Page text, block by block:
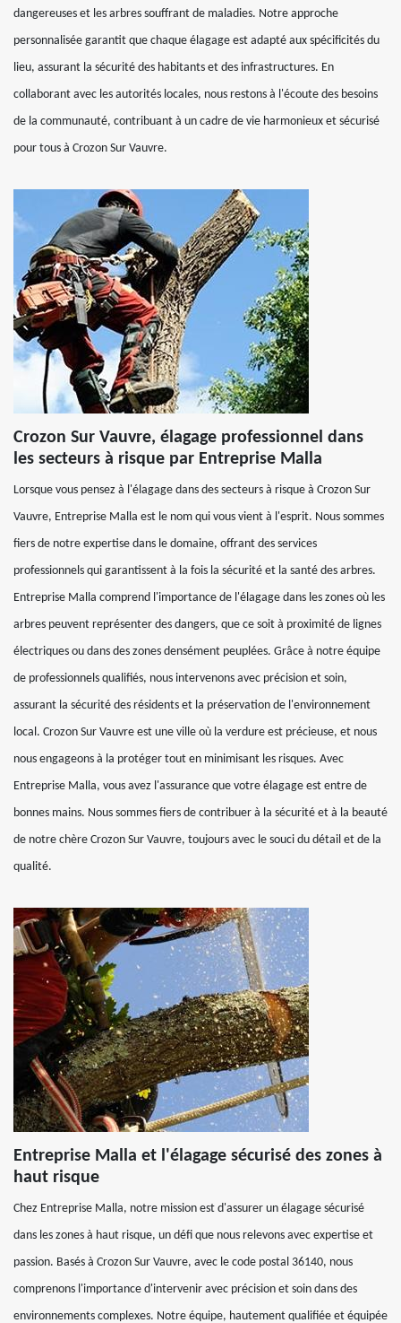
dangereuses et les arbres souffrant de maladies. Notre approche
personnalisée garantit que chaque élagage est adapté aux spécificités du
lieu, assurant la sécurité des habitants et des infrastructures. En
collaborant avec les autorités locales, nous restons à l'écoute des besoins
de la communauté, contribuant à un cadre de vie harmonieux et sécurisé
pour tous à Crozon Sur Vauvre.
Crozon Sur Vauvre, élagage professionnel dans
les secteurs à risque par Entreprise Malla
Lorsque vous pensez à l'élagage dans des secteurs à risque à Crozon Sur
Vauvre, Entreprise Malla est le nom qui vous vient à l'esprit. Nous sommes
fiers de notre expertise dans le domaine, offrant des services
professionnels qui garantissent à la fois la sécurité et la santé des arbres.
Entreprise Malla comprend l'importance de l'élagage dans les zones où les
arbres peuvent représenter des dangers, que ce soit à proximité de lignes
électriques ou dans des zones densément peuplées. Grâce à notre équipe
de professionnels qualifiés, nous intervenons avec précision et soin,
assurant la sécurité des résidents et la préservation de l'environnement
local. Crozon Sur Vauvre est une ville où la verdure est précieuse, et nous
nous engageons à la protéger tout en minimisant les risques. Avec
Entreprise Malla, vous avez l'assurance que votre élagage est entre de
bonnes mains. Nous sommes fiers de contribuer à la sécurité et à la beauté
de notre chère Crozon Sur Vauvre, toujours avec le souci du détail et de la
qualité.
Entreprise Malla et l'élagage sécurisé des zones à
haut risque
Chez Entreprise Malla, notre mission est d'assurer un élagage sécurisé
dans les zones à haut risque, un défi que nous relevons avec expertise et
passion. Basés à Crozon Sur Vauvre, avec le code postal 36140, nous
comprenons l'importance d'intervenir avec précision et soin dans des
environnements complexes. Notre équipe, hautement qualifiée et équipée